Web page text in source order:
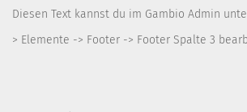
Diesen Text kannst du im Gambio Admin
> Elemente -> Footer -> Footer Spalte 3